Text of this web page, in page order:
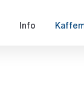
Info